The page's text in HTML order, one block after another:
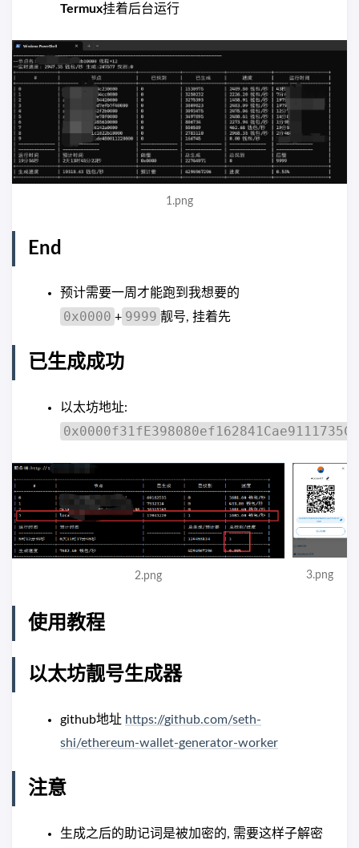
Termux挂着后台运行
1.png
End
预计需要一周才能跑到我想要的
0x0000 + 9999 靓号, 挂着先
已生成成功
以太坊地址:
2.png 3.png
使用教程
以太坊靓号生成器
github地址 https://github.com/seth-
shi/ethereum-wallet-generator-worker
注意
生成之后的助记词是被加密的, 需要这样子解密